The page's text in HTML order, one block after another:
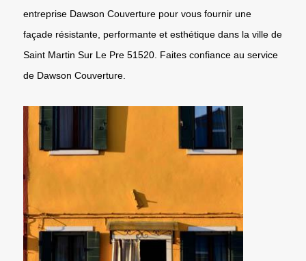
entreprise Dawson Couverture pour vous fournir une
façade résistante, performante et esthétique dans la ville de
Saint Martin Sur Le Pre 51520. Faites confiance au service
de Dawson Couverture.